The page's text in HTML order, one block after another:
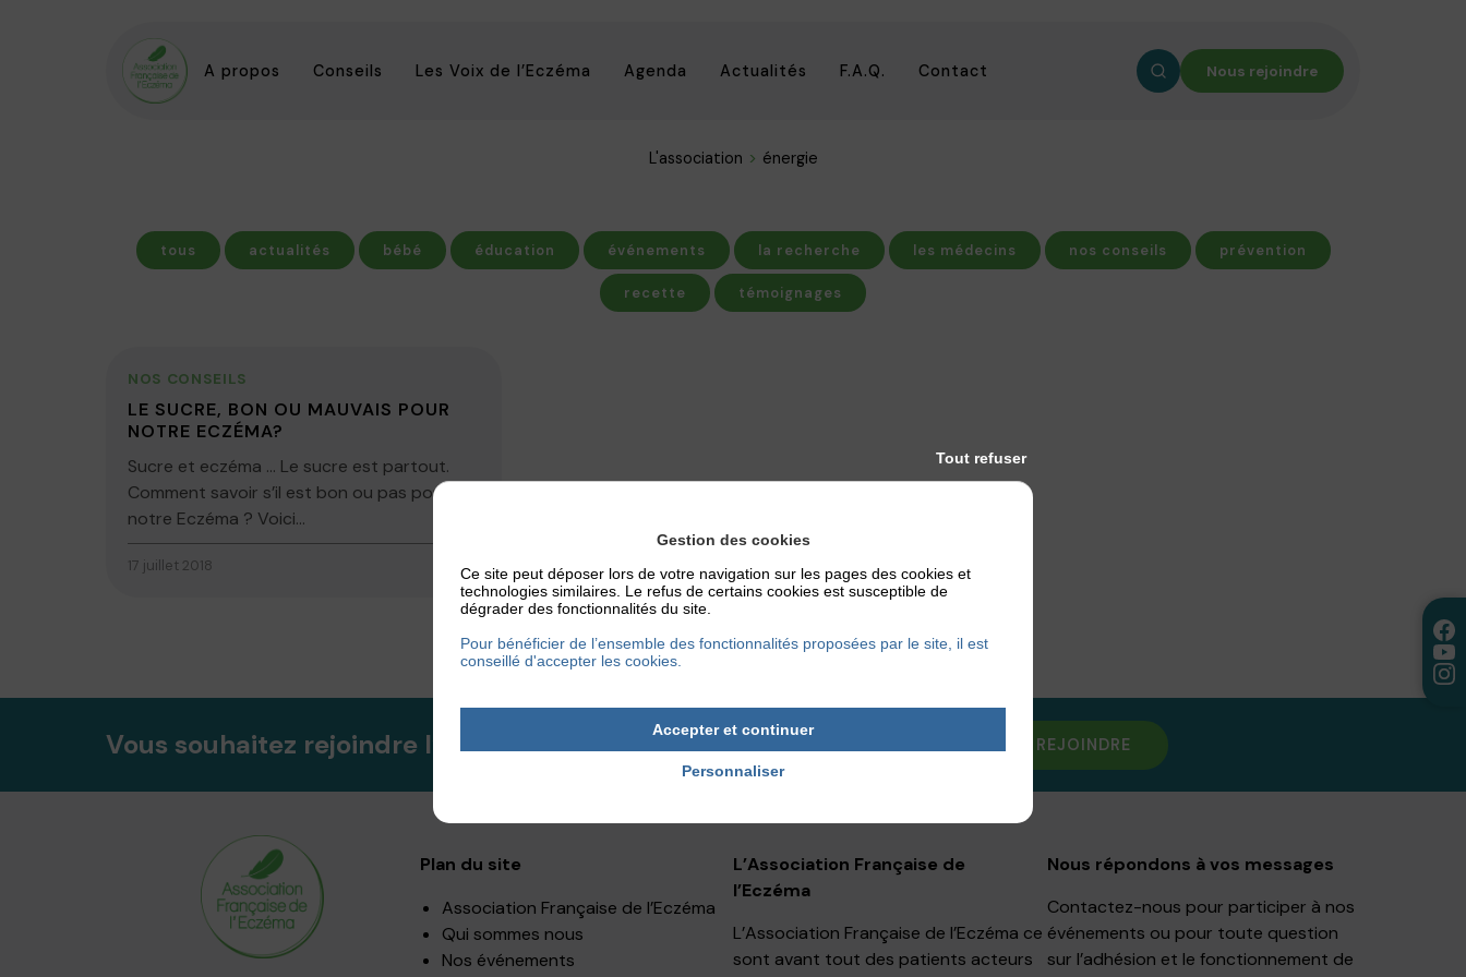
A propos Conseils Les Voix de l’Eczéma Agenda Actualités F.A.Q. Contact Nous rejoindre
L'association énergie
tous actualités bébé éducation événements la recherche les médecins nos conseils prévention
recette témoignages
NOS CONSEILS
LE SUCRE, BON OU MAUVAIS POUR
NOTRE ECZÉMA?
Sucre et eczéma … Le sucre est partout.
Comment savoir s’il est bon ou pas pour
notre Eczéma ? Voici...
17 juillet 2018
Vous souhaitez rejoindre l’association ou faire un don ? NOUS REJOINDRE
Plan du site
Association Française de l’Eczéma
Qui sommes nous
Nos événements
L’Association Française de
l’Eczéma
L’Association Française de l’Eczéma ce
sont avant tout des patients acteurs
Nous répondons à vos messages
Contactez-nous pour participer à nos
événements ou pour toute question
sur l’adhésion et le fonctionnement de
Gestion des cookies
Ce site peut déposer lors de votre navigation sur les pages des cookies et
technologies similaires. Le refus de certains cookies est susceptible de
dégrader des fonctionnalités du site.
Pour bénéficier de l’ensemble des fonctionnalités proposées par le site, il est
conseillé d'accepter les cookies.
Accepter et continuer
Tout refuser
Personnaliser